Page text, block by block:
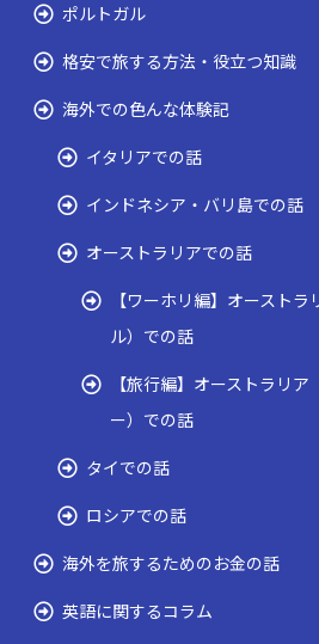
ポルトガル
格安で旅する方法・役立つ知識
海外での色んな体験記
イタリアでの話
インドネシア・バリ島での話
オーストラリアでの話
【ワーホリ編】オースト
ル）での話
【旅行編】オーストラリ
ー）での話
タイでの話
ロシアでの話
海外を旅するためのお金の話
英語に関するコラム